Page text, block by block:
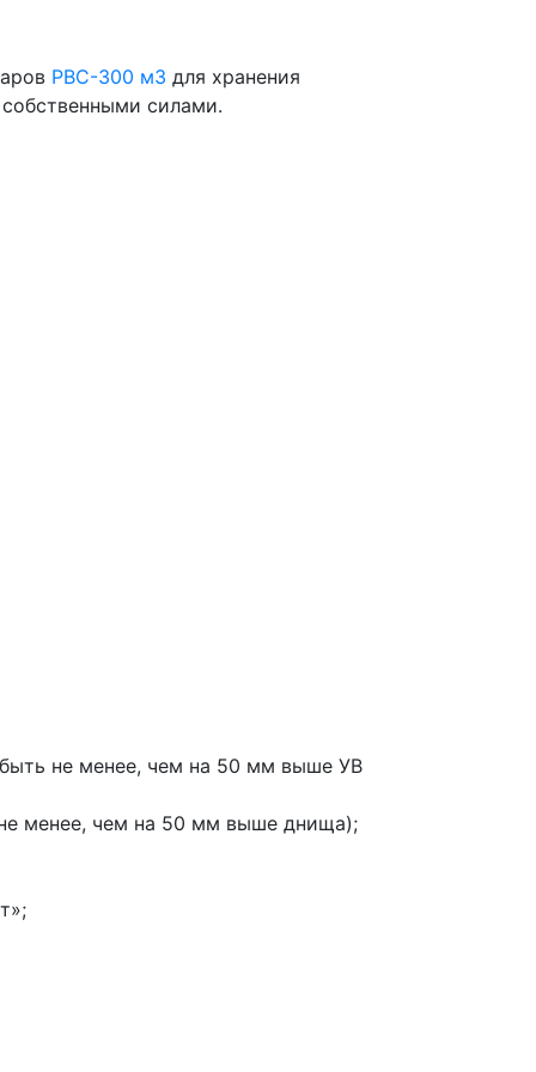
РВС-300 м3 для хранения
силами.
не менее, чем на 50 мм выше УВ
менее, чем на 50 мм выше днища);